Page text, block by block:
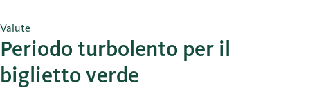
Valute
Periodo turbolento per il
biglietto verde